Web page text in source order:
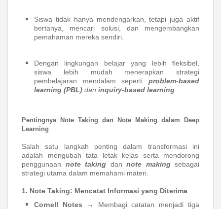
Siswa tidak hanya mendengarkan, tetapi juga aktif
bertanya, mencari solusi, dan mengembangkan
pemahaman mereka sendiri.
Dengan lingkungan belajar yang lebih fleksibel,
siswa lebih mudah menerapkan strategi
pembelajaran mendalam seperti problem-based
learning (PBL) dan inquiry-based learning
Pentingnya Note Taking dan Note Making dalam Deep
Learning
Salah satu langkah penting dalam transformasi ini
adalah mengubah tata letak kelas serta mendorong
penggunaan note taking dan note making sebagai
strategi utama dalam memahami materi.
1. Note Taking: Mencatat Informasi yang Diterima
Cornell Notes → Membagi catatan menjadi tiga